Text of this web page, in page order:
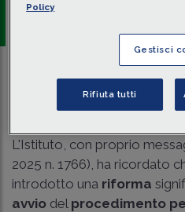
a cura di
Traduci con IA
L'Istituto, con proprio
2025 n. 1766), ha ricordato
introdotto una riforma
avvio del procedimento
Policy
Gestisci
Rifiuta tutti